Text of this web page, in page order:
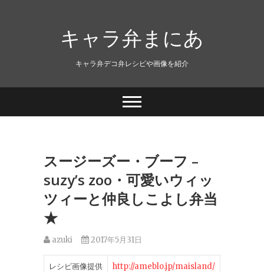
キャラ弁まにあ
キャラ弁デコ弁レシピや画像を紹介
スージーズー・ブーフ –
suzy’s zoo・可愛いウィッ
ツィーと仲良しこよし弁当
★
azuki 2017年5月31日
レシピ画像提供 http://ameblo.jp/maisland/